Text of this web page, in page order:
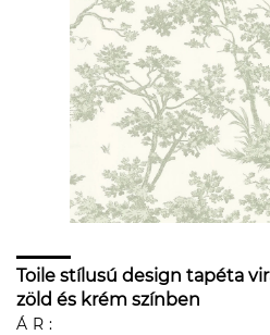
Toile stílusú design tapéta
zöld és krém színben
ÁR: